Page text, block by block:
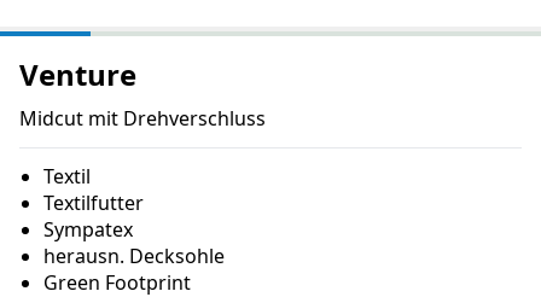
Venture
Midcut mit Drehverschluss
Textil
Textilfutter
Sympatex
herausn. Decksohle
Green Footprint